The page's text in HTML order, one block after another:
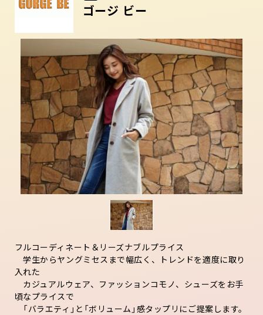
ゴージ ビー
フルコーディネート＆リーズナブルプライス
学生からヤングミセスまで幅広く、トレンドを適度に取り
入れた
カジュアルウェア、ファッションコモノ、シューズをお手
頃なプライスで
「バラエティ」と「ボリューム」感タップリにご提案します。